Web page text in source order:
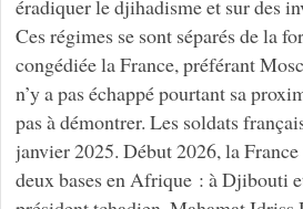
éradiquer le djihadisme et sur des
Ces régimes se sont séparés de la
congédiée la France, préférant
n’y a pas échappé pourtant sa
pas à démontrer. Les soldats
janvier 2025. Début 2026, la
deux bases en Afrique : à Djibouti